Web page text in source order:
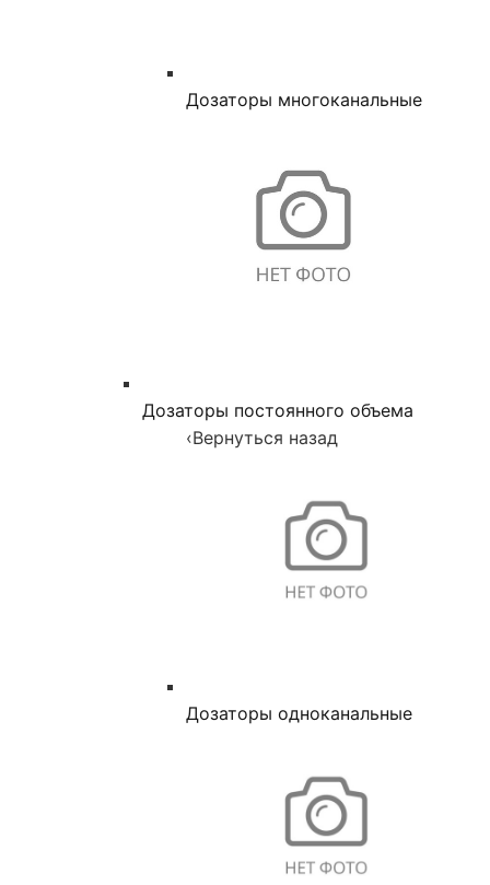
Дозаторы многоканальные
Дозаторы постоянного объема
‹Вернуться назад
Дозаторы одноканальные